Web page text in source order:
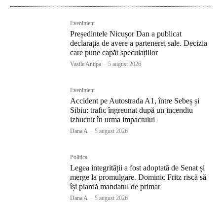
Eveniment
Președintele Nicușor Dan a publicat
declarația de avere a partenerei sale. Decizia
care pune capăt speculațiilor
Vasile Antipa - 5 august 2026
Eveniment
Accident pe Autostrada A1, între Sebeș și
Sibiu: trafic îngreunat după un incendiu
izbucnit în urma impactului
Dana A - 5 august 2026
Politica
Legea integrității a fost adoptată de Senat și
merge la promulgare. Dominic Fritz riscă să
își piardă mandatul de primar
Dana A - 5 august 2026